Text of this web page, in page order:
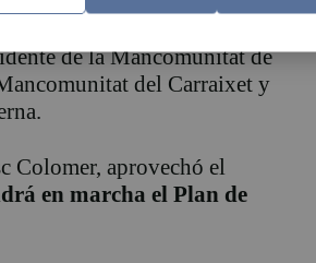
de la Mancomunitat de
del Carraixet y
Colomer, aprovechó el
en marcha el Plan de